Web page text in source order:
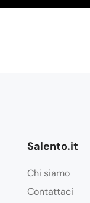
Salento.it
Chi siamo
Contattaci